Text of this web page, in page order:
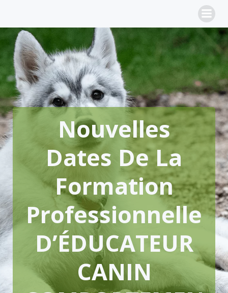
contenu
Nouvelles
Dates De La
Formation
Professionnelle
D’ÉDUCATEUR
CANIN